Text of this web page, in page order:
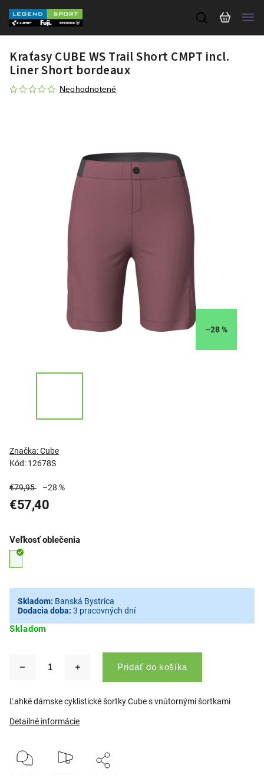
Kraťasy CUBE WS Trail Short CMPT incl.
Liner Short bordeaux
Neohodnotené
–28 %
Kód: 12678S
Značka:Cube
€79,95 –28 %
€57,40
Skladom
Veľkosť oblečenia
Skladom: Banská Bystrica
Dodacia doba: 3 pracovných dní
Pridať do košíka
Ľahké dámske cyklistické šortky Cube s vnútornými šortkami
Detailné informácie